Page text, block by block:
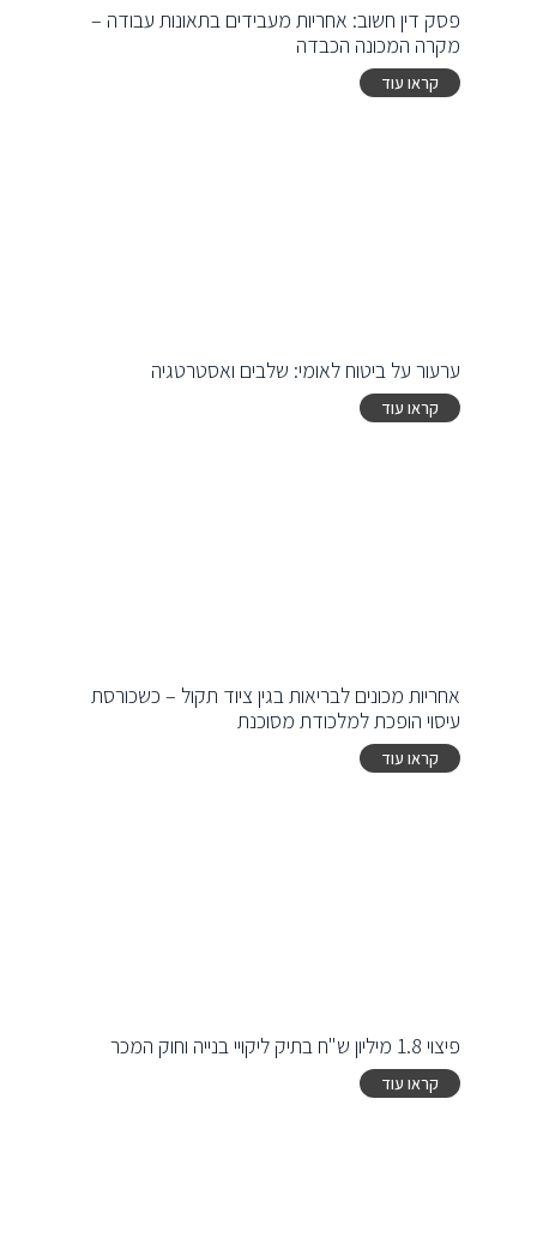
פסק דין חשוב: אחריות מעבידים בתאונות עבודה –
מקרה המכונה הכבדה
קראו עוד
ערעור על ביטוח לאומי: שלבים ואסטרטגיה
קראו עוד
אחריות מכונים לבריאות בגין ציוד תקול – כשכורסת
עיסוי הופכת למלכודת מסוכנת
קראו עוד
פיצוי 1.8 מיליון ש"ח בתיק ליקויי בנייה וחוק המכר
קראו עוד